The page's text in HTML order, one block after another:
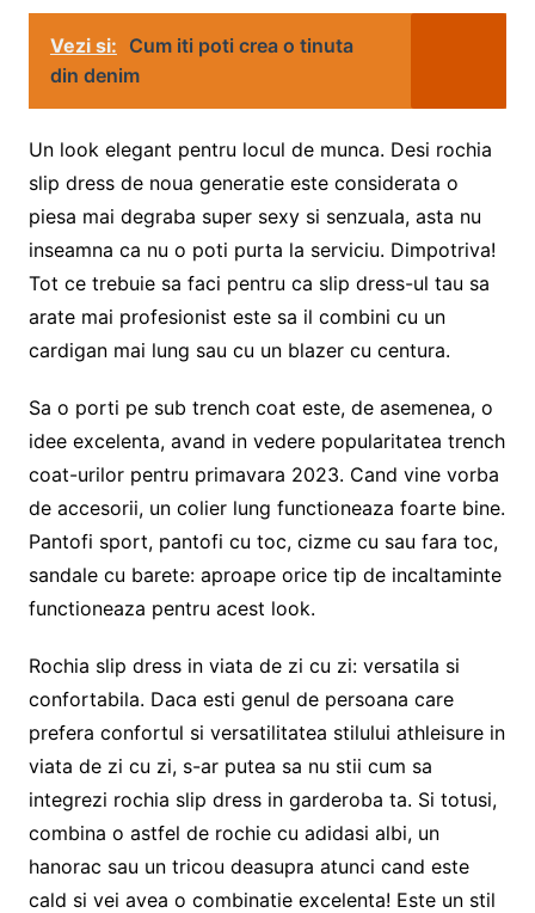
Vezi si: Cum iti poti crea o tinuta
din denim
Un look elegant pentru locul de munca. Desi rochia
slip dress de noua generatie este considerata o
piesa mai degraba super sexy si senzuala, asta nu
inseamna ca nu o poti purta la serviciu. Dimpotriva!
Tot ce trebuie sa faci pentru ca slip dress-ul tau sa
arate mai profesionist este sa il combini cu un
cardigan mai lung sau cu un blazer cu centura.
Sa o porti pe sub trench coat este, de asemenea, o
idee excelenta, avand in vedere popularitatea trench
coat-urilor pentru primavara 2023. Cand vine vorba
de accesorii, un colier lung functioneaza foarte bine.
Pantofi sport, pantofi cu toc, cizme cu sau fara toc,
sandale cu barete: aproape orice tip de incaltaminte
functioneaza pentru acest look.
Rochia slip dress in viata de zi cu zi: versatila si
confortabila. Daca esti genul de persoana care
prefera confortul si versatilitatea stilului athleisure in
viata de zi cu zi, s-ar putea sa nu stii cum sa
integrezi rochia slip dress in garderoba ta. Si totusi,
combina o astfel de rochie cu adidasi albi, un
hanorac sau un tricou deasupra atunci cand este
cald si vei avea o combinatie excelenta! Este un stil